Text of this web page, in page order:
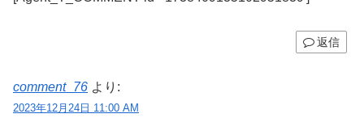
返信
comment_76 より:
2023年12月24日 11:00 AM